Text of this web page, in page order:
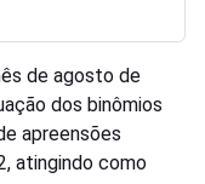
de agosto de
dos binômios
apreensões
atingindo como